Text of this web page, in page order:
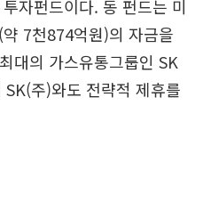
자펀드이다. 동 펀드는 미
7천874억원)의 자금을
대의 가스유통그룹인 SK
주)와도 전략적 제휴를